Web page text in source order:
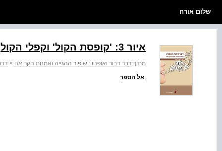
שלום אורח
איור ‭:3‬ 'קופסת הקול' וקפלי הקול
מתוך:דבר דבור ואופניו : שיפור ההגייה ואמנות הקריאה >
אל הספר